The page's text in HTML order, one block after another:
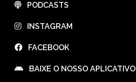
⠀PODCASTS
⠀INSTAGRAM
⠀FACEBOOK
⠀BAIXE O NOSSO APLICATIVO